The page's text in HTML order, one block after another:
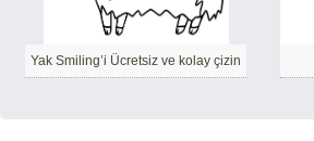
Yak Smiling’i Ücretsiz ve kolay çizin